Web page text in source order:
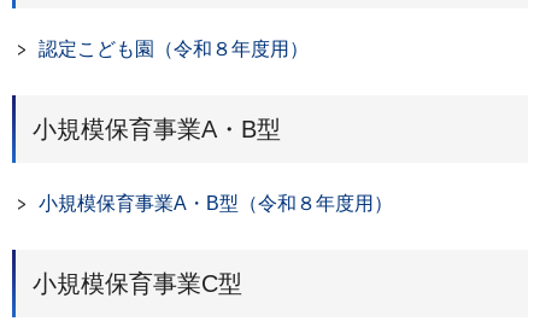
認定こども園（令和８年度用）
小規模保育事業A・B型
小規模保育事業A・B型（令和８年度用）
小規模保育事業C型